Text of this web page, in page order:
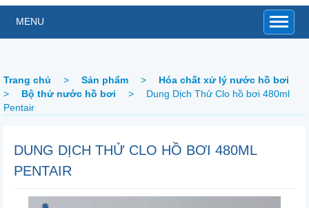
MENU
Trang chủ > Sản phẩm >
Hóa chất xử lý nước hồ bơi
>
Bộ thử nước hồ bơi >
Dung Dịch Thử Clo hồ bơi 480ml
Pentair
DUNG DỊCH THỬ CLO HỒ BƠI 480ML
PENTAIR